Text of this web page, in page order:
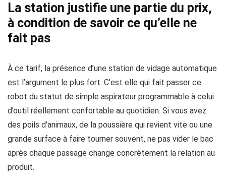
La station justifie une partie du prix,
à condition de savoir ce qu’elle ne
fait pas
À ce tarif, la présence d’une station de vidage automatique
est l’argument le plus fort. C’est elle qui fait passer ce
robot du statut de simple aspirateur programmable à celui
d’outil réellement confortable au quotidien. Si vous avez
des poils d’animaux, de la poussière qui revient vite ou une
grande surface à faire tourner souvent, ne pas vider le bac
après chaque passage change concrètement la relation au
produit.